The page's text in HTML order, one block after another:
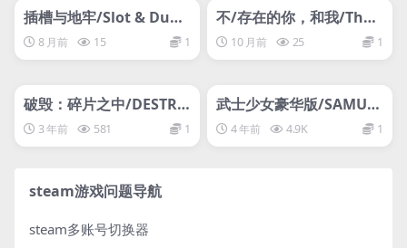
网盘下载游戏
插槽与地牢/Slot & Dung
eons
8 月前 15 1
网盘下载游戏
不/存在的你，和我/The
NOexistenceN of you A
ND me
10 月前 25 1
网盘下载游戏
破毁：碎片之中/DESTRU
CTURE: Among Debris
3 年前 581 1
网盘下载游戏
武士少女豪华版/SAMUR
AI MAIDEN DELUXE EDI
TION
4 年前 4.9K 1
steam游戏问题导航
steam多账号切换器